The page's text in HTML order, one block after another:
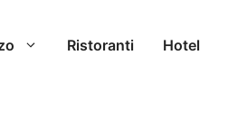
Ristoranti Hotel